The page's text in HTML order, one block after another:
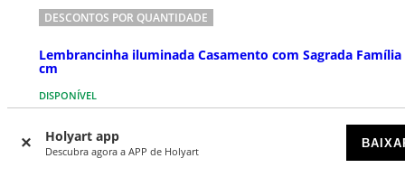
Holyart app
Descubra agora a APP de Holyart
DESCONTOS POR QUANTIDADE
Lembrancinha iluminada Casamento com Sagrada Família
cm
DISPONÍVEL
Preço a partir de